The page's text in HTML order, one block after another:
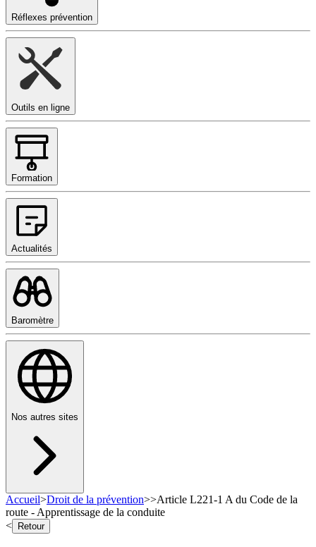
Réflexes prévention
Outils en ligne
Formation
Actualités
Baromètre
Nos autres sites
Accueil>Droit de la prévention>>Article L221-1 A du Code de la
route - Apprentissage de la conduite
<
Retour